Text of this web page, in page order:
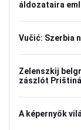
áldozataira
Vučić: Szerbia
Zelenszkij
zászlót
A képernyők